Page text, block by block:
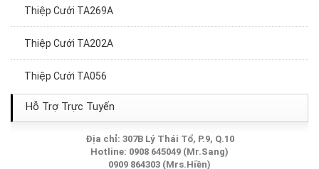
Thiệp Cưới TA269A
Thiệp Cưới TA202A
Thiệp Cưới TA056
Thiệp Cưới TA160
Thiệp Cưới TA141
Hỗ Trợ Trực Tuyến
Địa chỉ: 307B Lý Thái Tổ, P.9, Q.10
Hotline: 0908 645049 (Mr.Sang)
0909 864303 (Mrs.Hiền)